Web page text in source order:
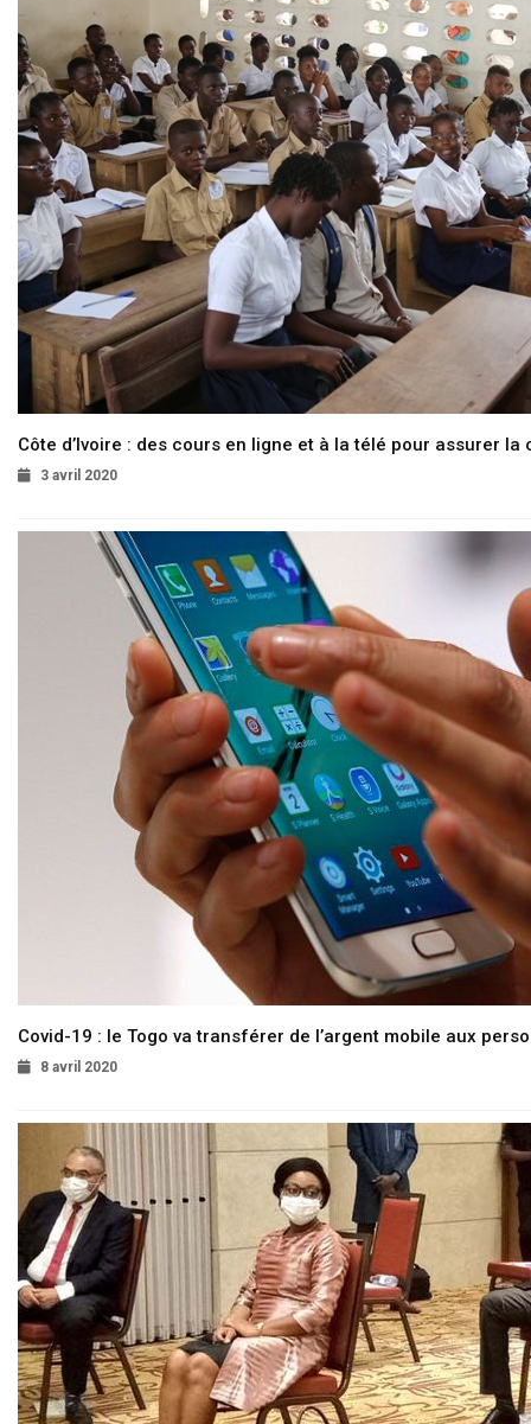
Côte d’Ivoire : des cours en ligne et à la télé pour assurer la
3 avril 2020
Covid-19 : le Togo va transférer de l’argent mobile aux
8 avril 2020